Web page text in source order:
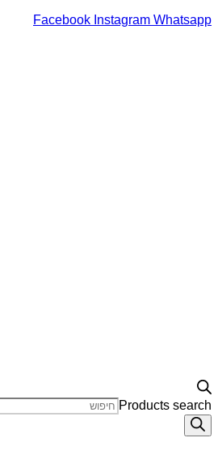
Facebook Instagram Whatsapp
Products search